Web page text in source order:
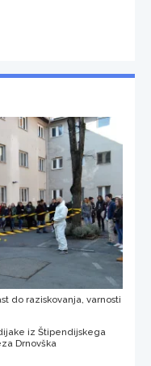
do raziskovanja, varnosti
iz Štipendijskega
Drnovška